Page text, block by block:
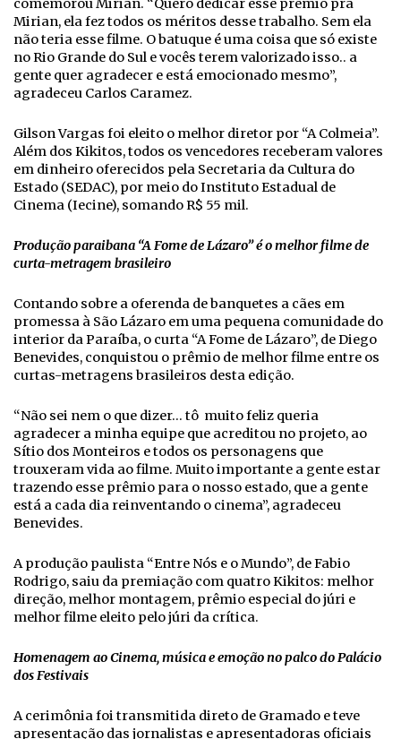
comemorou Mirian. “Quero dedicar esse prêmio pra
Mirian, ela fez todos os méritos desse trabalho. Sem ela
não teria esse filme. O batuque é uma coisa que só existe
no Rio Grande do Sul e vocês terem valorizado isso.. a
gente quer agradecer e está emocionado mesmo”,
agradeceu Carlos Caramez.
Gilson Vargas foi eleito o melhor diretor por “A Colmeia”.
Além dos Kikitos, todos os vencedores receberam valores
em dinheiro oferecidos pela Secretaria da Cultura do
Estado (SEDAC), por meio do Instituto Estadual de
Cinema (Iecine), somando R$ 55 mil.
Produção paraibana “A Fome de Lázaro” é o melhor filme de
curta-metragem brasileiro
Contando sobre a oferenda de banquetes a cães em
promessa à São Lázaro em uma pequena comunidade do
interior da Paraíba, o curta “A Fome de Lázaro”, de Diego
Benevides, conquistou o prêmio de melhor filme entre os
curtas-metragens brasileiros desta edição.
“Não sei nem o que dizer… tô muito feliz queria
agradecer a minha equipe que acreditou no projeto, ao
Sítio dos Monteiros e todos os personagens que
trouxeram vida ao filme. Muito importante a gente estar
trazendo esse prêmio para o nosso estado, que a gente
está a cada dia reinventando o cinema”, agradeceu
Benevides.
A produção paulista “Entre Nós e o Mundo”, de Fabio
Rodrigo, saiu da premiação com quatro Kikitos: melhor
direção, melhor montagem, prêmio especial do júri e
melhor filme eleito pelo júri da crítica.
Homenagem ao Cinema, música e emoção no palco do Palácio
dos Festivais
A cerimônia foi transmitida direto de Gramado e teve
apresentação das jornalistas e apresentadoras oficiais